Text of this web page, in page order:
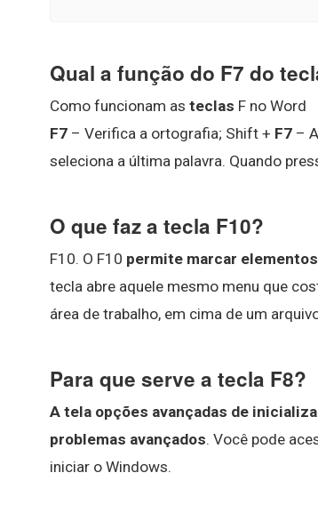
Qual a função do F7 do
Como funcionam as teclas F no Word
F7 – Verifica a ortografia; Shift + F7 –
seleciona a última palavra. Quando
O que faz a tecla F10?
F10. O F10 permite marcar
tecla abre aquele mesmo menu que
área de trabalho, em cima de um
Para que serve a tecla F8?
A tela opções avançadas de
problemas avançados. Você pode
iniciar o Windows.